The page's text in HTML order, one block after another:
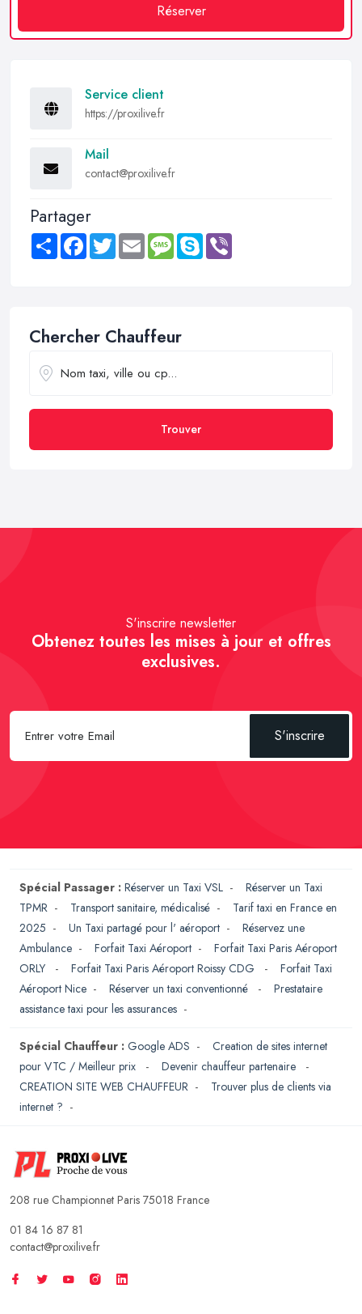
Réserver
Service client
https://proxilive.fr
Mail
contact@proxilive.fr
Partager
Share FacebookTwitter Email MessageSkype
Chercher Chauffeur
Trouver
S'inscrire newsletter
Obtenez toutes les mises à jour et offres
exclusives.
S'inscrire
Spécial Passager : Réserver un Taxi VSL - Réserver un Taxi
TPMR - Transport sanitaire, médicalisé - Tarif taxi en France en
2025 - Un Taxi partagé pour l' aéroport - Réservez une
Ambulance - Forfait Taxi Aéroport - Forfait Taxi Paris Aéroport
ORLY
- Forfait Taxi Paris Aéroport Roissy CDG - Forfait Taxi
Aéroport Nice - Réserver un taxi conventionné - Prestataire
assistance taxi pour les assurances -
Spécial Chauffeur : Google ADS - Creation de sites internet
pour VTC / Meilleur prix
- Devenir chauffeur partenaire
-
CREATION SITE WEB CHAUFFEUR - Trouver plus de clients via
internet ? -
208 rue Championnet Paris 75018 France
01 84 16 87 81
contact@proxilive.fr